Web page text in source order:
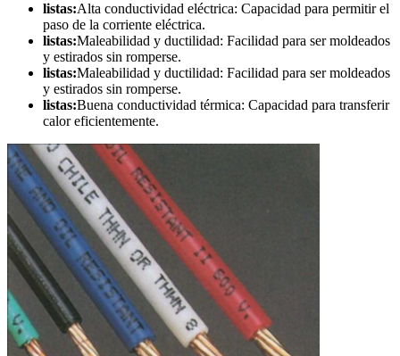
listas:Alta conductividad eléctrica: Capacidad para permitir el
paso de la corriente eléctrica.
listas:Maleabilidad y ductilidad: Facilidad para ser moldeados
y estirados sin romperse.
listas:Maleabilidad y ductilidad: Facilidad para ser moldeados
y estirados sin romperse.
listas:Buena conductividad térmica: Capacidad para transferir
calor eficientemente.